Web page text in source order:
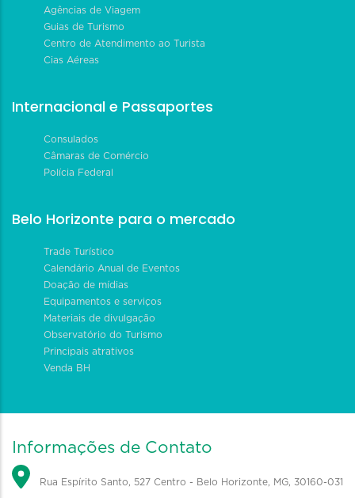
Agências de Viagem
Guias de Turismo
Centro de Atendimento ao Turista
Cias Aéreas
Internacional e Passaportes
Consulados
Câmaras de Comércio
Polícia Federal
Belo Horizonte para o mercado
Trade Turístico
Calendário Anual de Eventos
Doação de mídias
Equipamentos e serviços
Materiais de divulgação
Observatório do Turismo
Principais atrativos
Venda BH
Informações de Contato
Rua Espírito Santo, 527 Centro - Belo Horizonte, MG, 30160-031